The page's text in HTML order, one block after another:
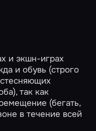
и экшн-играх
и обувь (строго
так как
(бегать,
в течение всей